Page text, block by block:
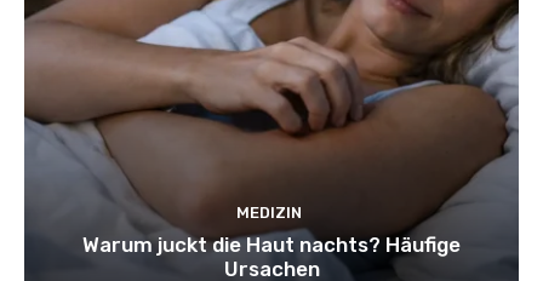
MEDIZIN
Warum juckt die Haut nachts? Häufige
Ursachen